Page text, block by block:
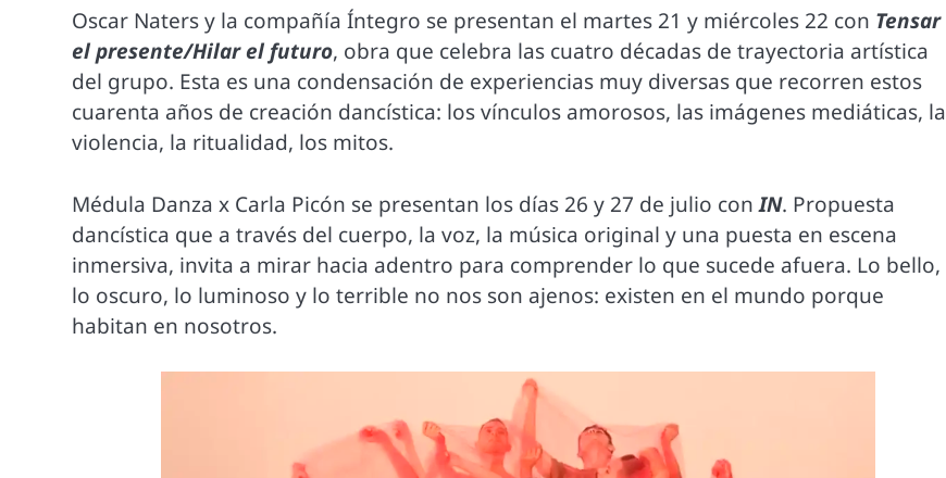
Oscar Naters y la compañía Íntegro se presentan el martes 21 y miércoles 22 con Tensar
el presente/Hilar el futuro, obra que celebra las cuatro décadas de trayectoria artística
del grupo. Esta es una condensación de experiencias muy diversas que recorren estos
cuarenta años de creación dancística: los vínculos amorosos, las imágenes mediáticas, la
violencia, la ritualidad, los mitos.
Médula Danza x Carla Picón se presentan los días 26 y 27 de julio conIN. Propuesta
dancística que a través del cuerpo, la voz, la música original y una puesta en escena
inmersiva, invita a mirar hacia adentro para comprender lo que sucede afuera. Lo bello,
lo oscuro, lo luminoso y lo terrible no nos son ajenos: existen en el mundo porque
habitan en nosotros.